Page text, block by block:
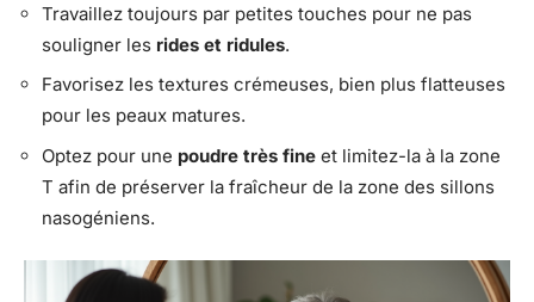
Travaillez toujours par petites touches pour ne pas
souligner les rides et ridules.
Favorisez les textures crémeuses, bien plus flatteuses
pour les peaux matures.
Optez pour une poudre très fine et limitez-la à la zone
T afin de préserver la fraîcheur de la zone des sillons
nasogéniens.